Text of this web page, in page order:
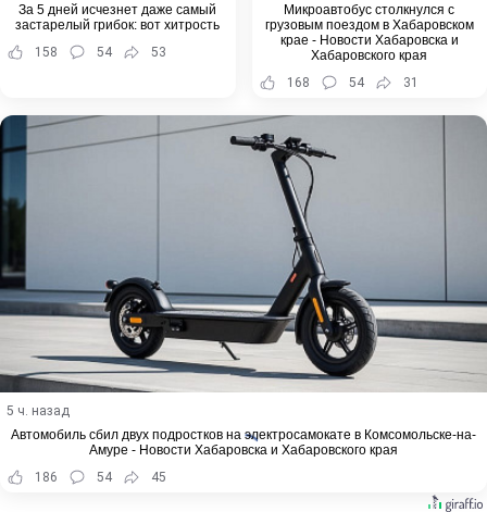
За 5 дней исчезнет даже самый
застарелый грибок: вот хитрость
158
54 53
Микроавтобус столкнулся с
грузовым поездом в Хабаровском
крае - Новости Хабаровска и
Хабаровского края
168
54 31
5 ч. назад
Автомобиль сбил двух подростков на электросамокате в Комсомольске-на-
Амуре - Новости Хабаровска и Хабаровского края
186
54 45